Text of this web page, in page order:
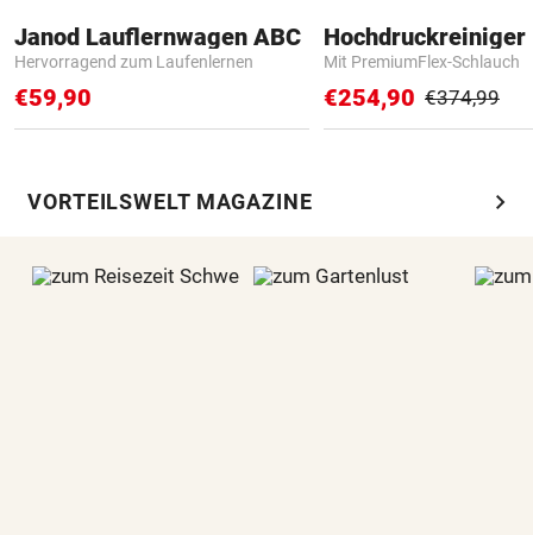
Janod Lauflernwagen ABC
Hervorragend zum Laufenlernen
€59,90
Hochdruckreiniger
Mit PremiumFlex-Schlauch
€254,90 €374,99
VORTEILSWELT MAGAZINE chevron_right